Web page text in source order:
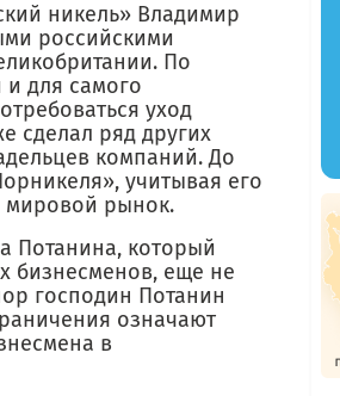
никель» Владимир
российскими
По
для самого
уход
сделал ряд других
компаний. До
учитывая его
мировой рынок.
Потанина, который
бизнесменов, еще не
господин Потанин
означают
в